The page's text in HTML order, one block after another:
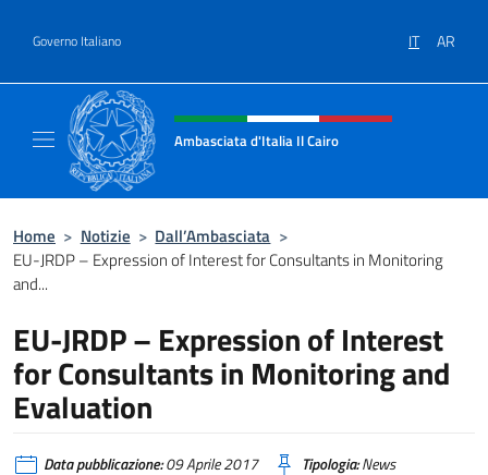
Governo Italiano IT AR
Intestazione sito, social e menù
Ambasciata d'Italia Il Cairo
Home > Notizie > Dall’Ambasciata >
EU-JRDP – Expression of Interest for Consultants in Monitoring
and...
EU-JRDP – Expression of Interest
for Consultants in Monitoring and
Evaluation
Data pubblicazione:09 Aprile 2017 Tipologia:News